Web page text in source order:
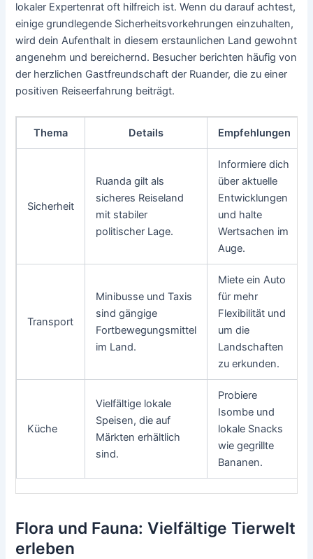
lokaler Expertenrat oft hilfreich ist. Wenn du darauf achtest,
einige grundlegende Sicherheitsvorkehrungen einzuhalten,
wird dein Aufenthalt in diesem erstaunlichen Land gewohnt
angenehm und bereichernd. Besucher berichten häufig von
der herzlichen Gastfreundschaft der Ruander, die zu einer
positiven Reiseerfahrung beiträgt.
Thema Details Empfehlungen
Sicherheit
Ruanda gilt als
sicheres Reiseland
mit stabiler
politischer Lage.
Informiere dich
über aktuelle
Entwicklungen
und halte
Wertsachen im
Auge.
Transport
Minibusse und Taxis
sind gängige
Fortbewegungsmittel
im Land.
Miete ein Auto
für mehr
Flexibilität und
um die
Landschaften
zu erkunden.
Küche
Vielfältige lokale
Speisen, die auf
Märkten erhältlich
sind.
Probiere
Isombe und
lokale Snacks
wie gegrillte
Bananen.
Flora und Fauna: Vielfältige Tierwelt
erleben